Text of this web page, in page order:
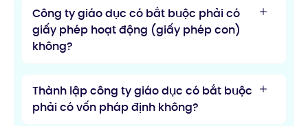
Công ty giáo dục có bắt buộc phải có
giấy phép hoạt động (giấy phép con)
không?
Thành lập công ty giáo dục có bắt buộc
phải có vốn pháp định không?